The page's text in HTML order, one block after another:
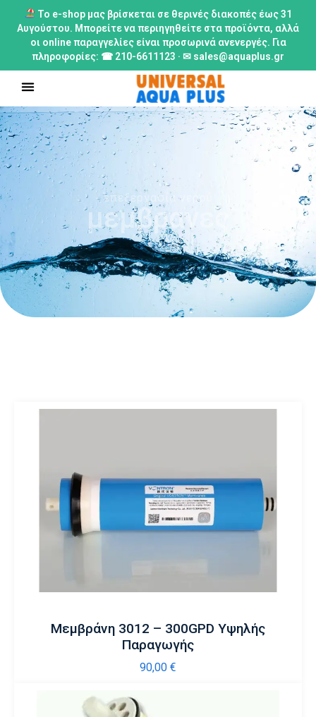
Το e-shop μας βρίσκεται σε θερινές διακοπές έως 31
Αυγούστου. Μπορείτε να περιηγηθείτε στα προϊόντα, αλλά
οι online παραγγελίες είναι προσωρινά ανενεργές. Για
πληροφορίες: ☎ 210-6611123 · ✉ sales@aquaplus.gr
επεξεργασία νερού
μεμβρανες
Μεμβράνη 3012 – 300GPD Υψηλής
Παραγωγής
90,00 €